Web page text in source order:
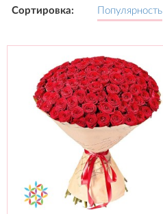
Сортировка: Популярность